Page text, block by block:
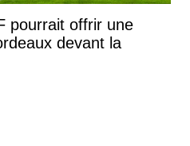
pourrait offrir une
devant la